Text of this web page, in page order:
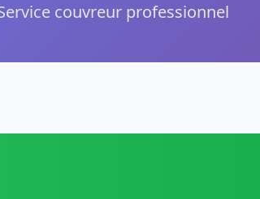
couvreur professionnel